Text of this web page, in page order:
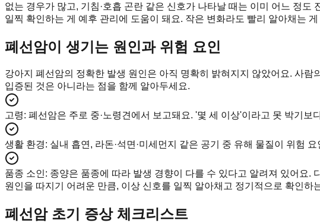
없는 경우가 많고, 기침·호흡 곤란 같은 신호가 나타날 때는 이미 어느 정
일찍 확인하는 게 예후 관리에 도움이 돼요. 작은 변화라도 빨리 알아채는
폐선암이 생기는 원인과 위험 요인
강아지 폐선암의 정확한 발생 원인은 아직 명확히 밝혀지지 않았어요. 사
입증된 것은 아니라는 점을 함께 알아두세요.
고령: 폐선암은 주로 중·노령견에서 보고돼요. '몇 세 이상'이라고 못 박기보
생활 환경: 실내 흡연, 라돈·석면·미세먼지 같은 공기 중 유해 물질이 위험
품종 소인: 종양은 품종에 따라 발생 경향이 다를 수 있다고 알려져 있어요.
원인을 따지기 어려운 만큼, 이상 신호를 일찍 알아채고 정기적으로 확인하
폐선암 초기 증상 체크리스트